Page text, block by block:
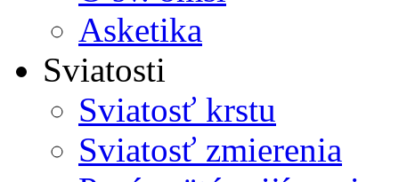
Asketika
Sviatosti
Sviatosť krstu
Sviatosť zmierenia